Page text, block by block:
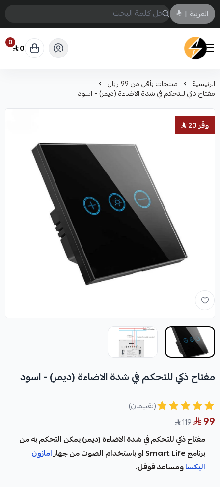
العربية |
سمارت ايكو Smart Eco
0 0
الرئيسية منتجات بأقل من 99 ريال
مفتاح ذكي للتحكم في شدة الاضاءة (ديمر) - اسود
وفّر 20
مفتاح ذكي للتحكم في شدة الاضاءة (ديمر) - اسود
(تقييمان)
99
119
مفتاح ذكي للتحكم في شدة الاضاءة (ديمر) يمكن التحكم به من
برنامج Smart Life او باستخدام الصوت من جهاز
امازون
اليكساومساعد قوقل.